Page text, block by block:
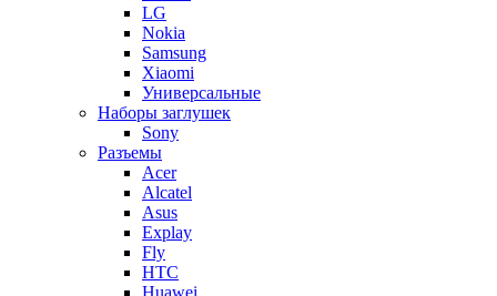
LG
Nokia
Samsung
Xiaomi
Универсальные
Наборы заглушек
Sony
Разъемы
Acer
Alcatel
Asus
Explay
Fly
HTC
Huawei